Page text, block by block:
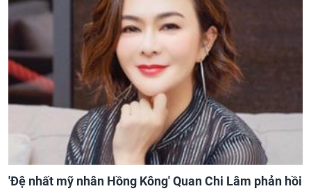
'Đệ nhất mỹ nhân Hồng Kông' Quan Chi Lâm phản hồi